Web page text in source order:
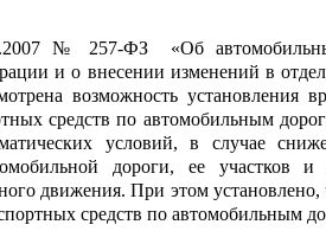
№ 257-ФЗ «Об
и о внесении изменений в
возможность установления
средств по автомобильным
условий, в случае
дороги, ее
движения. При этом
средств по автомобильным